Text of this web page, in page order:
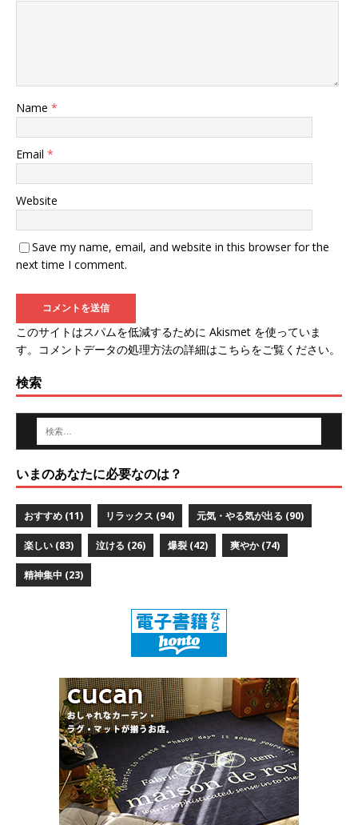
Name *
Email *
Website
Save my name, email, and website in this browser for the
next time I comment.
このサイトはスパムを低減するために Akismet を使っていま
す。
コメントデータの処理方法の詳細はこちらをご覧ください。
検索
いまのあなたに必要なのは？
おすすめ (11) リラックス (94) 元気・やる気が出る (90)
楽しい (83) 泣ける (26) 爆裂 (42) 爽やか(74)
精神集中 (23)